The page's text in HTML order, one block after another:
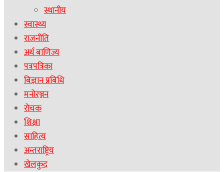
स्थानीय
स्वास्थ्य
राजनीति
अर्थ बाणिज्य
पत्रपत्रिका
बिज्ञान प्रबिधि
मनोरञ्जन
रोचक
शिक्षा
साहित्य
अन्तराष्ट्रिय
खेलकुद